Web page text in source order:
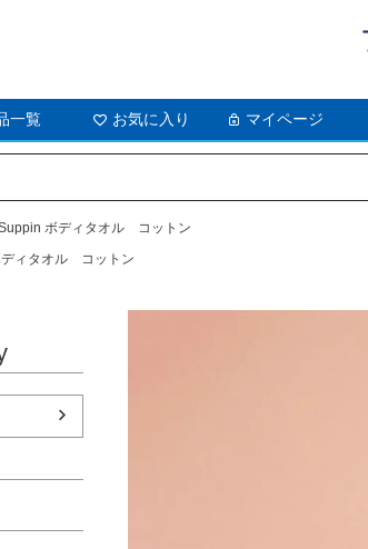
一覧 お気に入り マイページ
ボディタオル コットン
ィタオル コットン